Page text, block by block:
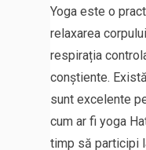
Yoga este o
relaxarea
respirația
conștiente.
sunt excelente
cum ar fi yoga
timp să participi